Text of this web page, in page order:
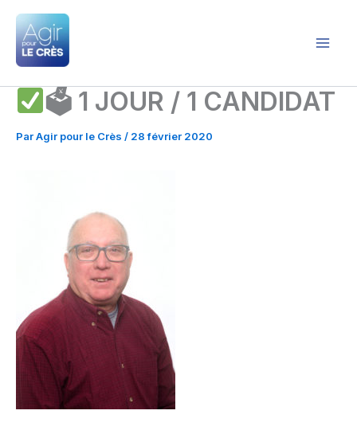
Aller
contenu
🗳 1 JOUR / 1 CANDIDAT
ParAgir pour le Crès / 28 février 2020